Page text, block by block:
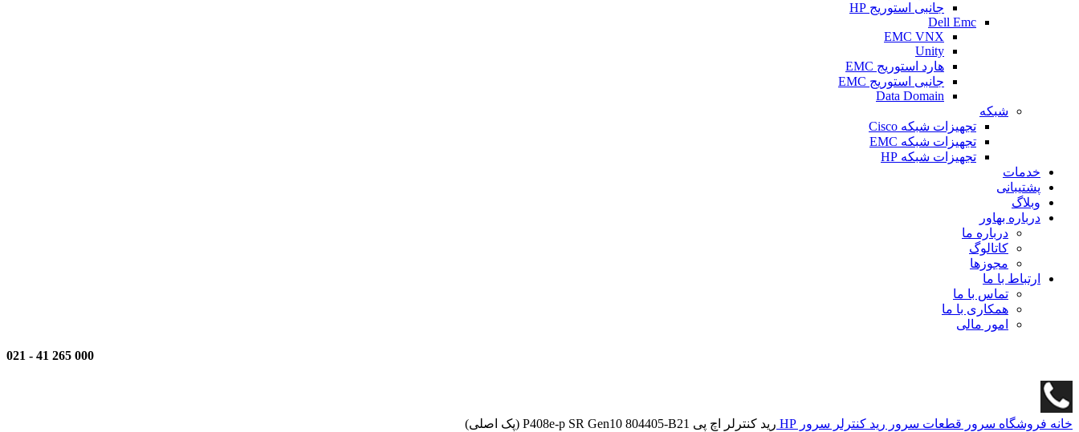
جانبی استوریج HP
Dell Emc
EMC VNX
Unity
هارد استوریج EMC
جانبی استوریج EMC
Data Domain
شبکه
تجهیزات شبکه Cisco
تجهیزات شبکه EMC
تجهیزات شبکه HP
خدمات
پشتیبانی
وبلاگ
درباره بهاور
درباره ما
کاتالوگ
مجوزها
ارتباط با ما
تماس با ما
همکاری با ما
امور مالی
000 265 41
-
خانه فروشگاه سرور قطعات سرور رید کنترلر سرور HP رید کنترلر اچ پی P408e-p SR Gen10 804405-B21 (پک اصلی)